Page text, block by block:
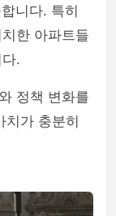
니다. 특히
한 아파트들
.
정책 변화를
치가 충분히